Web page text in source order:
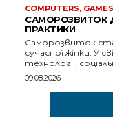
COMPUTERS, GAMES
САМОРОЗВИТОК
ПРАКТИКИ
Саморозвиток
сучасної жінки. У
технології,
09.08.2026